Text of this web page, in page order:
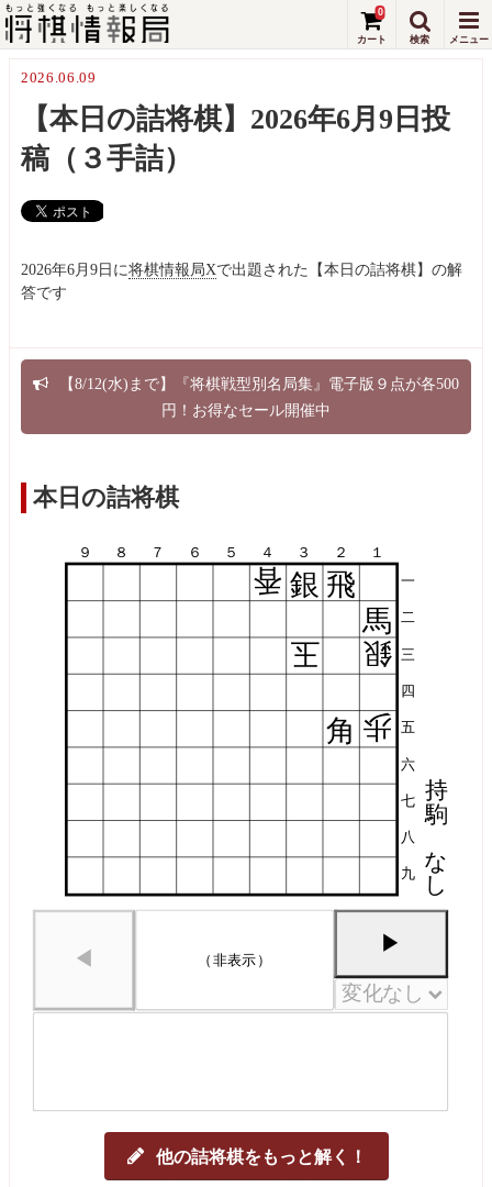
0
2026.06.09
【本日の詰将棋】2026年6月9日投
稿（３手詰）
2026年6月9日に将棋情報局Xで出題された【本日の詰将棋】の解
答です
【8/12(水)まで】『将棋戦型別名局集』電子版９点が各500
円！お得なセール開催中
本日の詰将棋
９
一
８
二
７
三
６
四
５
五
４
六
３
七
２
八
１
九
香 銀 飛
馬
玉
銀
角 歩
し
な
駒
持
◀ （非表示）
▶
他の詰将棋をもっと解く！